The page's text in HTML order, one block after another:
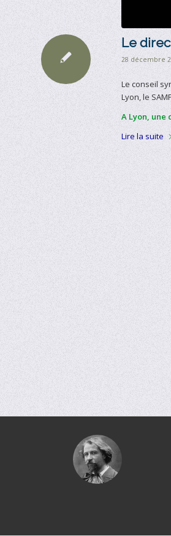
Le
28 décembre
Le conseil
Lyon, le
A Lyon, une
Lire la suite
Gustave
Charpentier